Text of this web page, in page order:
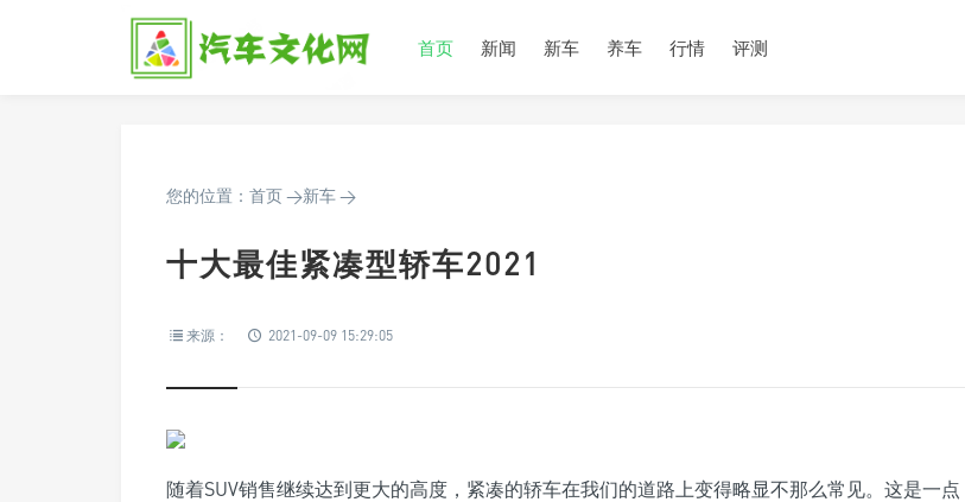
首页 新闻 新车 养车 行情 评测
您的位置： 首页>新车>
十大最佳紧凑型轿车2021
来源： 2021-09-09 15:29:05
随着SUV销售继续达到更大的高度，紧凑的轿车在我们的道路上变得略显不那么常见。这是一点